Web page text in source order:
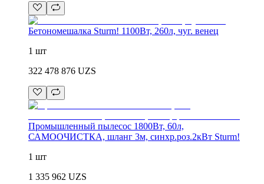
Бетономешалка Sturm! 1100Вт, 260л, чуг. венец
1 шт
322 478 876 UZS
Промышленный пылесос 1800Вт, 60л,
САМООЧИСТКА, шланг 3м, синхр.роз.2кВт Sturm!
1 шт
1 335 962 UZS